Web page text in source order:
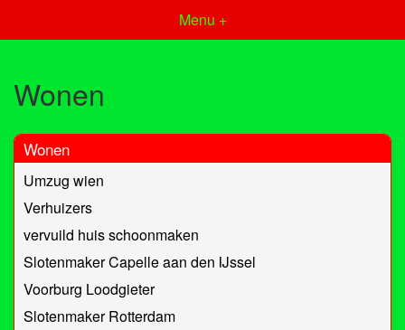
Menu +
Wonen
Wonen
Umzug wien
Verhuizers
vervuild huis schoonmaken
Slotenmaker Capelle aan den IJssel
Voorburg Loodgieter
Slotenmaker Rotterdam